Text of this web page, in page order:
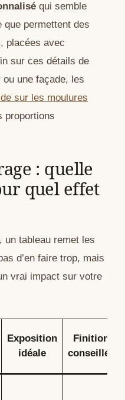
qui semble
que permettent des
placées avec
sur ces détails de
une façade, les
sur les moulures
proportions
: quelle
quel effet
un tableau remet les
d’en faire trop, mais
vrai impact sur votre
Exposition
idéale
Finition
conseillée